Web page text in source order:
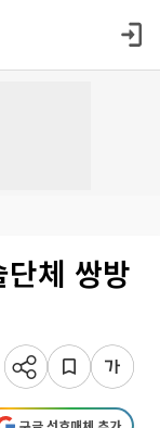
체 쌍방